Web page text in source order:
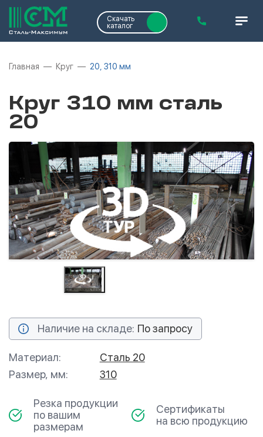
Скачать
каталог
Главная Круг 20, 310 мм
Круг 310 мм сталь
20
Наличие на складе: По запросу
Материал:
Сталь 20
Размер, мм:
310
Резка продукции
по вашим
размерам
Сертификаты
на всю продукцию